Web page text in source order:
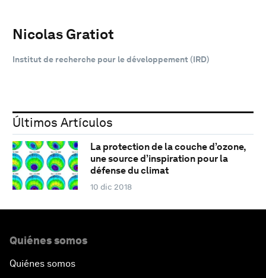
Nicolas Gratiot
Institut de recherche pour le développement (IRD)
Últimos Artículos
La protection de la couche d’ozone,
une source d’inspiration pour la
défense du climat
10 dic 2018
Quiénes somos
Quiénes somos